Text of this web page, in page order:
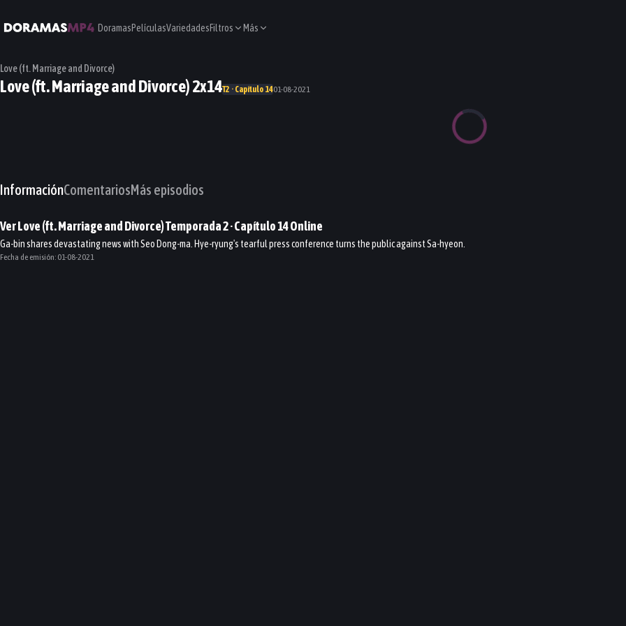
DoramasPelículasVariedadesFiltros Más
Love (ft. Marriage and Divorce)
Love (ft. Marriage and Divorce) 2x14T2 · Capítulo 1401-08-2021
InformaciónComentariosMás episodios
VerLove (ft. Marriage and Divorce)Temporada 2· Capítulo14Online
Ga-bin shares devastating news with Seo Dong-ma. Hye-ryung's tearful press conference turns the public against Sa-hyeon.
Fecha de emisión: 01-08-2021